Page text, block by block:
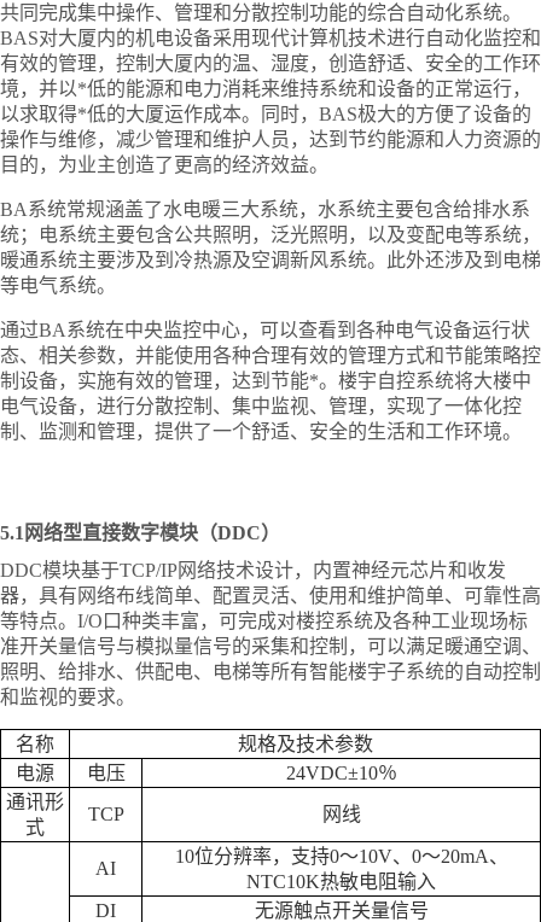
共同完成集中操作、管理和分散控制功能的综合自动化系统。
BAS对大厦内的机电设备采用现代计算机技术进行自动化监控和
有效的管理，控制大厦内的温、湿度，创造舒适、安全的工作环
境，并以*低的能源和电力消耗来维持系统和设备的正常运行，
以求取得*低的大厦运作成本。同时，BAS极大的方便了设备的
操作与维修，减少管理和维护人员，达到节约能源和人力资源的
目的，为业主创造了更高的经济效益。
BA系统常规涵盖了水电暖三大系统，水系统主要包含给排水系
统；电系统主要包含公共照明，泛光照明，以及变配电等系统，
暖通系统主要涉及到冷热源及空调新风系统。此外还涉及到电梯
等电气系统。
通过BA系统在中央监控中心，可以查看到各种电气设备运行状
态、相关参数，并能使用各种合理有效的管理方式和节能策略控
制设备，实施有效的管理，达到节能*。楼宇自控系统将大楼中
电气设备，进行分散控制、集中监视、管理，实现了一体化控
制、监测和管理，提供了一个舒适、安全的生活和工作环境。
5.1网络型直接数字模块（DDC）
DDC模块基于TCP/IP网络技术设计，内置神经元芯片和收发
器，具有网络布线简单、配置灵活、使用和维护简单、可靠性高
等特点。 I/O口种类丰富，可完成对楼控系统及各种工业现场标
准开关量信号与模拟量信号的采集和控制，可以满足暖通空调、
照明、给排水、供配电、电梯等所有智能楼宇子系统的自动控制
和监视的要求。
名称
规格及技术参数
电源
电压
24VDC±10％
通讯形
式
TCP 网线
AI
10位分辨率，支持0～10V、0～20mA、
NTC10K热敏电阻输入
DI
无源触点开关量信号